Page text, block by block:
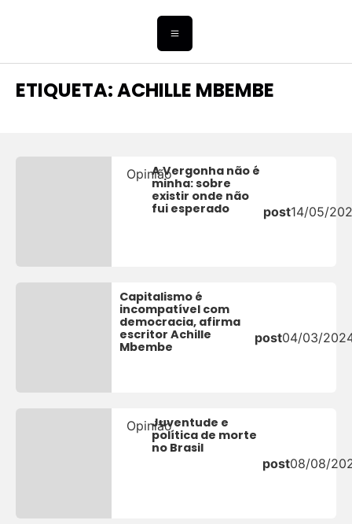
ETIQUETA: ACHILLE MBEMBE
OpiniãoA Vergonha não é
minha: sobre
existir onde não
fui esperado
post14/05/
Capitalismo é
incompatível com
democracia, afirma
escritor Achille
Mbembe
post04/03/
OpiniãoJuventude e
política de morte
no Brasil
post08/08/